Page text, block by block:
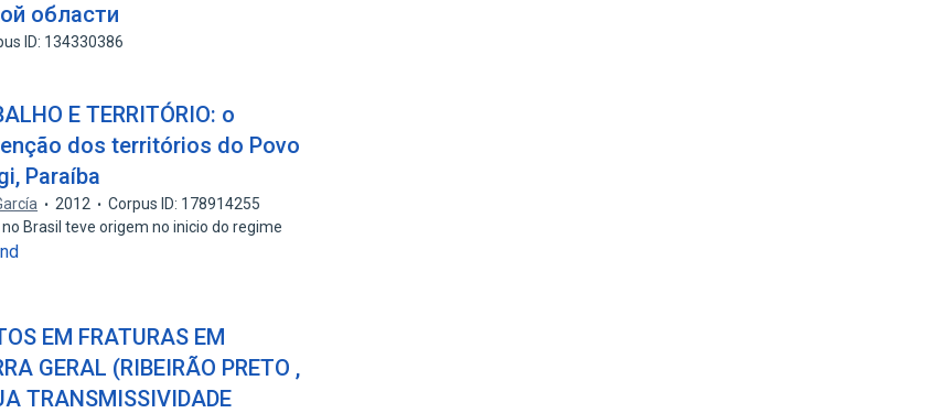
области
ID: 134330386
E TERRITÓRIO: o
dos territórios do Povo
Paraíba
2012
Corpus ID: 178914255
Brasil teve origem no inicio do regime
EM FRATURAS EM
GERAL (RIBEIRÃO PRETO ,
TRANSMISSIVIDADE